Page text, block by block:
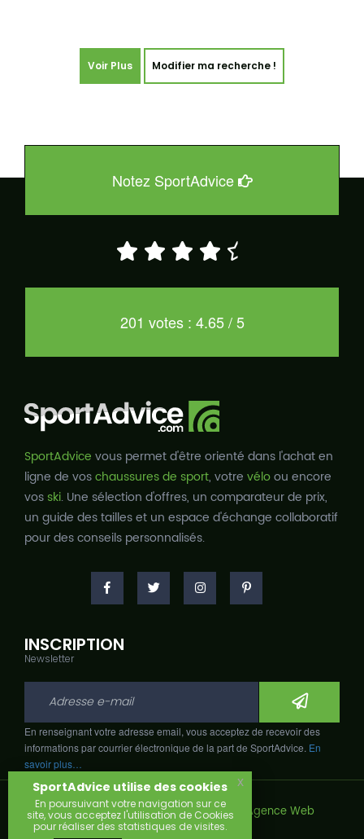
Voir Plus Modifier ma recherche !
Notez SportAdvice
201 votes : 4.65 / 5
SportAdvice vous permet d'être orienté dans l'achat en
ligne de voschaussures de sport, votre véloou encore
vosski. Une sélection d'offres, un comparateur de prix,
un guide des tailles et un espace d'échange collaboratif
pour des conseils personnalisés.
INSCRIPTION
Newsletter
En renseignant votre adresse email, vous acceptez de recevoir des
informations par courrier électronique de la part de SportAdvice. En
savoir plus…
Copyright © 2026, Développé avec par
Agence Web
Narobaz.
SportAdvice utilise des cookies
En poursuivant votre navigation sur ce
site, vous acceptez l'utilisation de Cookies
pour réaliser des statistiques de visites.
x